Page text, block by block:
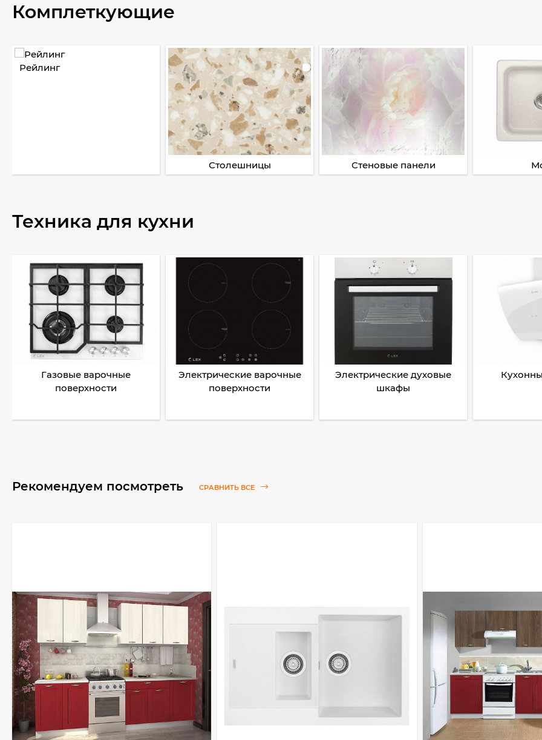
Комплеткующие
Рейлинг
Столешницы Стеновые панели
Техника для кухни
Газовые варочные
поверхности
Электрические варочные
поверхности
Электрические духовые
шкафы
Рекомендуем посмотреть СРАВНИТЬ ВСЕ